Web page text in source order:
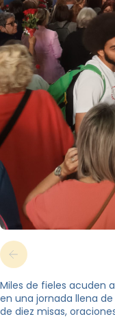
Miles de fieles acuden
en una jornada llena
de diez misas,